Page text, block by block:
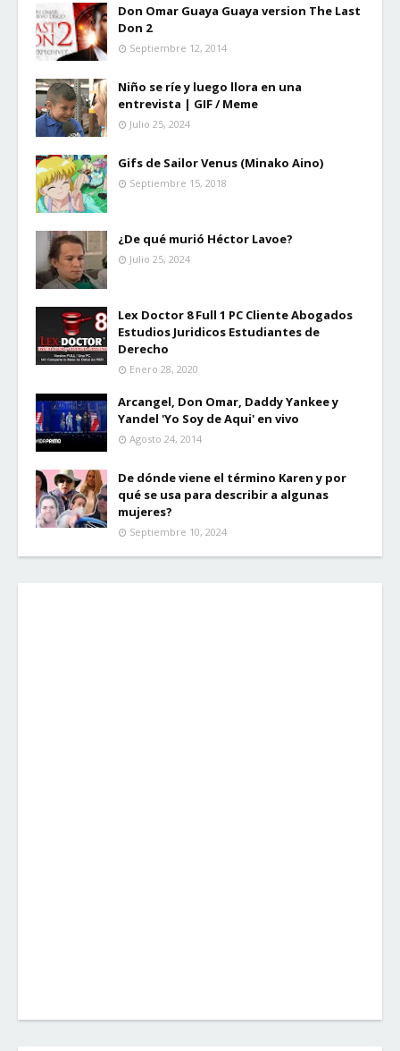
Don Omar Guaya Guaya version The Last
Don 2
Septiembre 12, 2014
Niño se ríe y luego llora en una
entrevista | GIF / Meme
Julio 25, 2024
Gifs de Sailor Venus (Minako Aino)
Septiembre 15, 2018
¿De qué murió Héctor Lavoe?
Julio 25, 2024
Lex Doctor 8 Full 1 PC Cliente Abogados
Estudios Juridicos Estudiantes de
Derecho
Enero 28, 2020
Arcangel, Don Omar, Daddy Yankee y
Yandel 'Yo Soy de Aqui' en vivo
Agosto 24, 2014
De dónde viene el término Karen y por
qué se usa para describir a algunas
mujeres?
Septiembre 10, 2024